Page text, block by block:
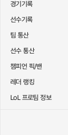
경기기록
선수기록
팀 통산
선수 통산
챔피언 픽/밴
레더 랭킹
LoL 프로팀 정보